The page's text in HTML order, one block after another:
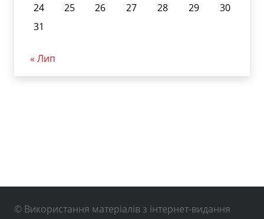
24
25 26 27 28 29
30
31
« Лип
© Використання матеріалів з інтернет-видання